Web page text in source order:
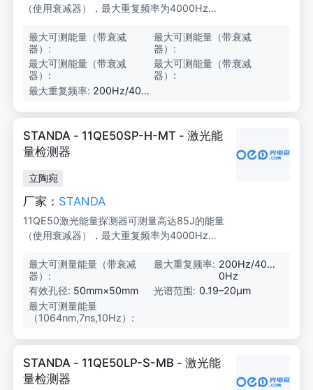
（使用衰减器），最大重复频率为4000Hz，
室应用。
最大可测能量（带衰减
器）:
8
5
J
最大可测能量（带衰减
器）:
最大可测能量（带衰减
器）:
4
4
最大可测能量（带衰减
器）:
最大重复频率: 200Hz/400
STANDA - 11QE50SP-H-MT - 激光能
量检测器
立陶宛
厂家： STANDA
11QE50激光能量探测器可测量高达85J的能量
（使用衰减器），最大重复频率为4000Hz，
室应用。
最大可测量能量（带衰减
器）:
8
J
最大重复频率: 200Hz/400
0Hz
有效孔径: 50mm×50mm 光谱范围: 0.19–20μm
最大可测量能量
（1064nm,7ns,10Hz）:
J
STANDA - 11QE50LP-S-MB - 激光能
量检测器